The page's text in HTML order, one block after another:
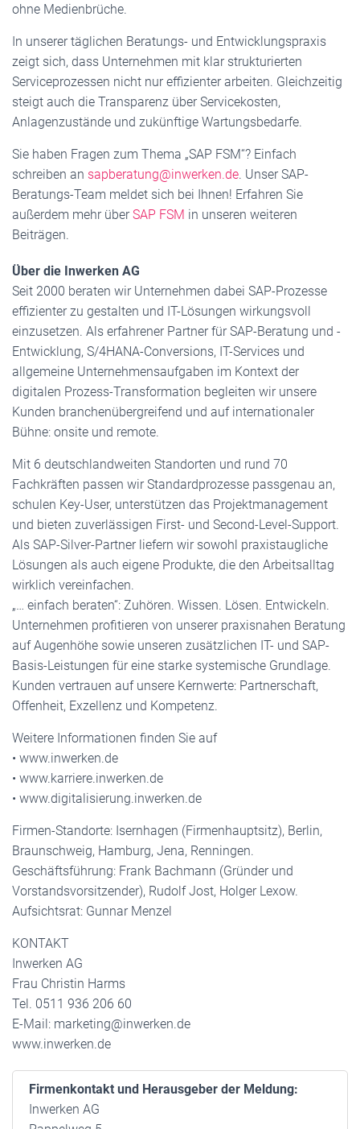
ohne Medienbrüche.
In unserer täglichen Beratungs- und Entwicklungspraxis
zeigt sich, dass Unternehmen mit klar strukturierten
Serviceprozessen nicht nur effizienter arbeiten. Gleichzeitig
steigt auch die Transparenz über Servicekosten,
Anlagenzustände und zukünftige Wartungsbedarfe.
Sie haben Fragen zum Thema „SAP FSM“? Einfach
schreiben an sapberatung@inwerken.de. Unser SAP-
Beratungs-Team meldet sich bei Ihnen! Erfahren Sie
außerdem mehr überSAP FSM in unseren weiteren
Beiträgen.
Über die Inwerken AG
Seit 2000 beraten wir Unternehmen dabei SAP-Prozesse
effizienter zu gestalten und IT-Lösungen wirkungsvoll
einzusetzen. Als erfahrener Partner für SAP-Beratung und -
Entwicklung, S/4HANA-Conversions, IT-Services und
allgemeine Unternehmensaufgaben im Kontext der
digitalen Prozess-Transformation begleiten wir unsere
Kunden branchenübergreifend und auf internationaler
Bühne: onsite und remote.
Mit 6 deutschlandweiten Standorten und rund 70
Fachkräften passen wir Standardprozesse passgenau an,
schulen Key-User, unterstützen das Projektmanagement
und bieten zuverlässigen First- und Second-Level-Support.
Als SAP-Silver-Partner liefern wir sowohl praxistaugliche
Lösungen als auch eigene Produkte, die den Arbeitsalltag
wirklich vereinfachen.
„… einfach beraten“: Zuhören. Wissen. Lösen. Entwickeln.
Unternehmen profitieren von unserer praxisnahen Beratung
auf Augenhöhe sowie unseren zusätzlichen IT- und SAP-
Basis-Leistungen für eine starke systemische Grundlage.
Kunden vertrauen auf unsere Kernwerte: Partnerschaft,
Offenheit, Exzellenz und Kompetenz.
Weitere Informationen finden Sie auf
• www.inwerken.de
• www.karriere.inwerken.de
• www.digitalisierung.inwerken.de
Firmen-Standorte: Isernhagen (Firmenhauptsitz), Berlin,
Braunschweig, Hamburg, Jena, Renningen.
Geschäftsführung: Frank Bachmann (Gründer und
Vorstandsvorsitzender), Rudolf Jost, Holger Lexow.
Aufsichtsrat: Gunnar Menzel
KONTAKT
Inwerken AG
Frau Christin Harms
Tel. 0511 936 206 60
E-Mail: marketing@inwerken.de
www.inwerken.de
Firmenkontakt und Herausgeber der Meldung:
Inwerken AG